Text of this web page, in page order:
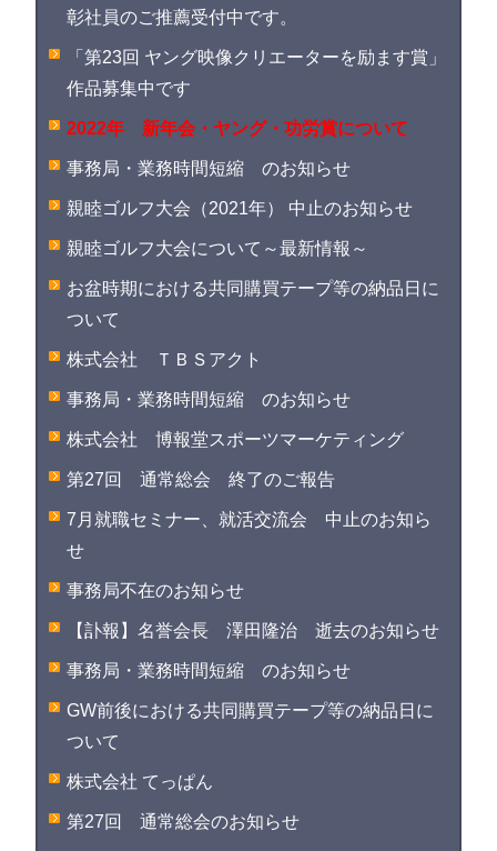
彰社員のご推薦受付中です。
「第23回 ヤング映像クリエーターを励ます賞」
作品募集中です
2022年 新年会・ヤング・功労賞について
事務局・業務時間短縮 のお知らせ
親睦ゴルフ大会（2021年） 中止のお知らせ
親睦ゴルフ大会について～最新情報～
お盆時期における共同購買テープ等の納品日に
ついて
株式会社 ＴＢＳアクト
事務局・業務時間短縮 のお知らせ
株式会社 博報堂スポーツマーケティング
第27回 通常総会 終了のご報告
7月就職セミナー、就活交流会 中止のお知ら
せ
事務局不在のお知らせ
【訃報】名誉会長 澤田隆治 逝去のお知らせ
事務局・業務時間短縮 のお知らせ
GW前後における共同購買テープ等の納品日に
ついて
株式会社 てっぱん
第27回 通常総会のお知らせ